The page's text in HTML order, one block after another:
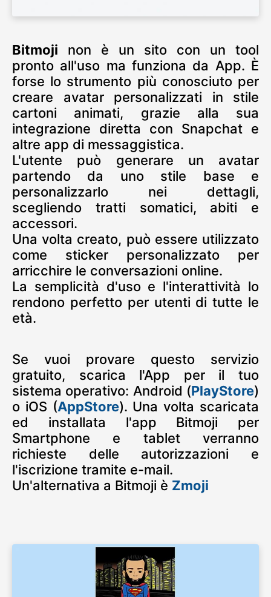
Bitmoji non è un sito con un tool
pronto all'uso ma funziona da App. È
forse lo strumento più conosciuto per
creare avatar personalizzati in stile
cartoni animati, grazie alla sua
integrazione diretta con Snapchat e
altre app di messaggistica.
L'utente può generare un avatar
partendo da uno stile base e
personalizzarlo nei dettagli,
scegliendo tratti somatici, abiti e
accessori.
Una volta creato, può essere utilizzato
come sticker personalizzato per
arricchire le conversazioni online.
La semplicità d'uso e l'interattività lo
rendono perfetto per utenti di tutte le
età.
Se vuoi provare questo servizio
gratuito, scarica l'App per il tuo
sistema operativo: Android (PlayStore)
o iOS (AppStore). Una volta scaricata
ed installata l'app Bitmoji per
Smartphone e tablet verranno
richieste delle autorizzazioni e
l'iscrizione tramite e-mail.
Un'alternativa a Bitmoji è Zmoji